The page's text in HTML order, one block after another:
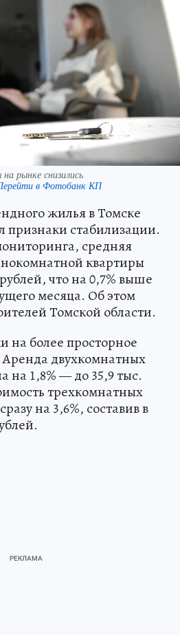
рынке снизились
в Фотобанк КП
жилья в Томске
признаки стабилизации.
средняя
квартиры
что на 0,7% выше
месяца. Об этом
Томской области.
на более просторное
двухкомнатных
на 1,8% — до 35,9 тыс.
трехкомнатных
на 3,6%, составив в